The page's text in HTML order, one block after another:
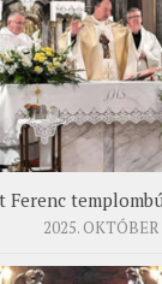
Ferenc
2025. OKTÓBER